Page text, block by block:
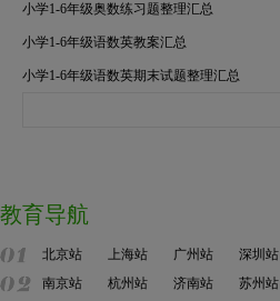
小学1-6年级奥数练习题整理汇总
小学1-6年级语数英教案汇总
小学1-6年级语数英期末试题整理汇总
教育导航
北京站 上海站 广州站
深圳站
南京站
杭州站 济南站
苏州站